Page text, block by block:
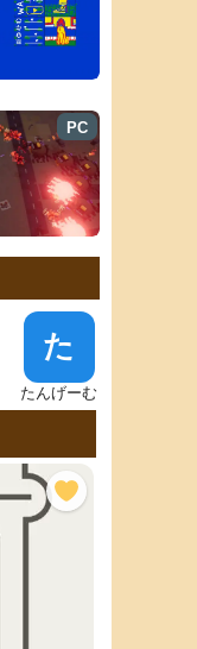
PC
た
たんげーむ